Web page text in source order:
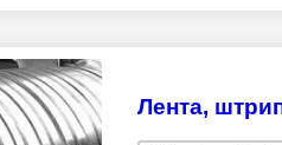
Лента,